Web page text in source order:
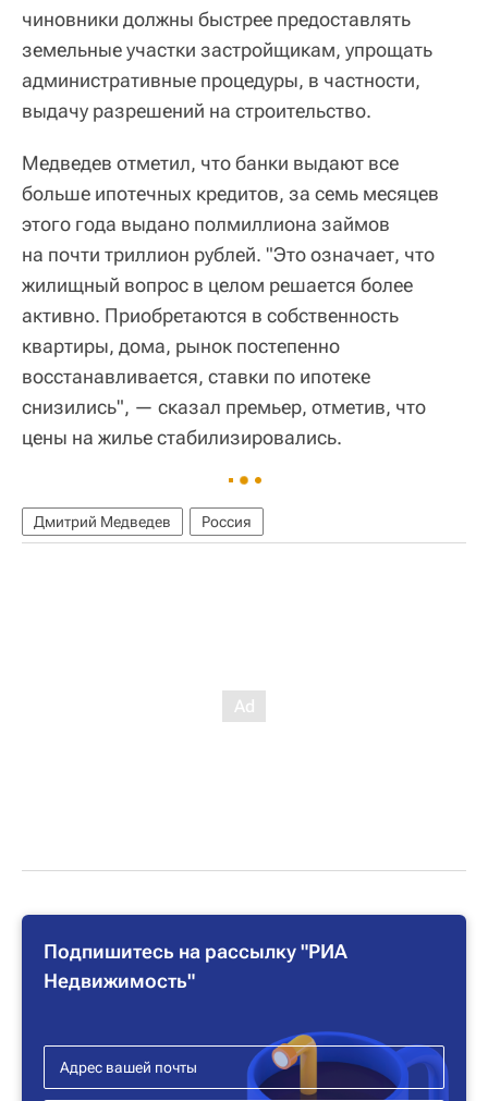
чиновники должны быстрее предоставлять
земельные участки застройщикам, упрощать
административные процедуры, в частности,
выдачу разрешений на строительство.
Медведев отметил, что банки выдают все
больше ипотечных кредитов, за семь месяцев
этого года выдано полмиллиона займов
на почти триллион рублей. "Это означает, что
жилищный вопрос в целом решается более
активно. Приобретаются в собственность
квартиры, дома, рынок постепенно
восстанавливается, ставки по ипотеке
снизились", — сказал премьер, отметив, что
цены на жилье стабилизировались.
Дмитрий Медведев Россия
Подпишитесь на рассылку "РИА
Недвижимость"